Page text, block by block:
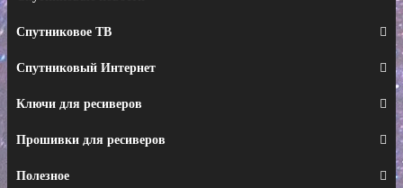
Спутниковое ТВ
Спутниковый Интернет
Ключи для ресиверов
Прошивки для ресиверов
Полезное